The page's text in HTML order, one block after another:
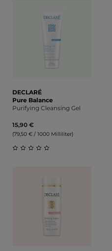
DECLARÉ
Pure Balance
Purifying Cleansing Gel
15,90 €
(79,50 € / 1000 Milliliter)